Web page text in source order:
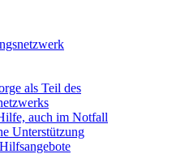
als Teil des
auch im Notfall
Unterstützung